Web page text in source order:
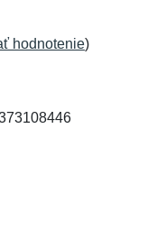
hodnotenie)